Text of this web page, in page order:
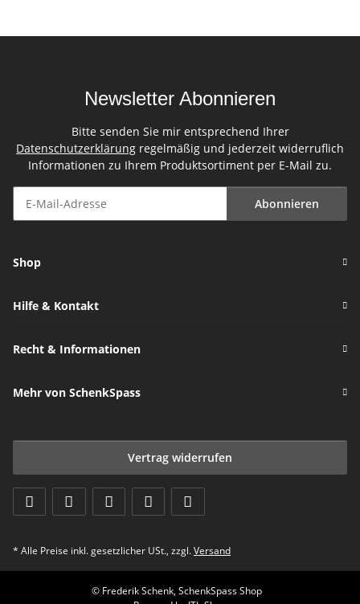
Newsletter Abonnieren
Bitte senden Sie mir entsprechend Ihrer
Datenschutzerklärung regelmäßig und jederzeit widerruflich
Informationen zu Ihrem Produktsortiment per E-Mail zu.
Abonnieren
Shop
Hilfe & Kontakt
Recht & Informationen
Mehr von SchenkSpass
Vertrag widerrufen
* Alle Preise inkl. gesetzlicher USt., zzgl.Versand
© Frederik Schenk, SchenkSpass Shop